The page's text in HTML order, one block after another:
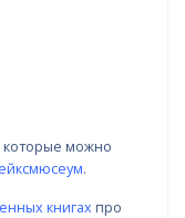
которые можно
.
книгах про